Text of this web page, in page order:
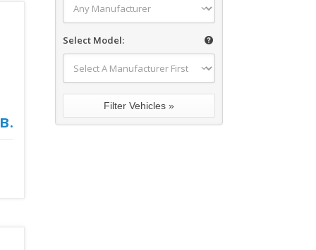
Select Model: